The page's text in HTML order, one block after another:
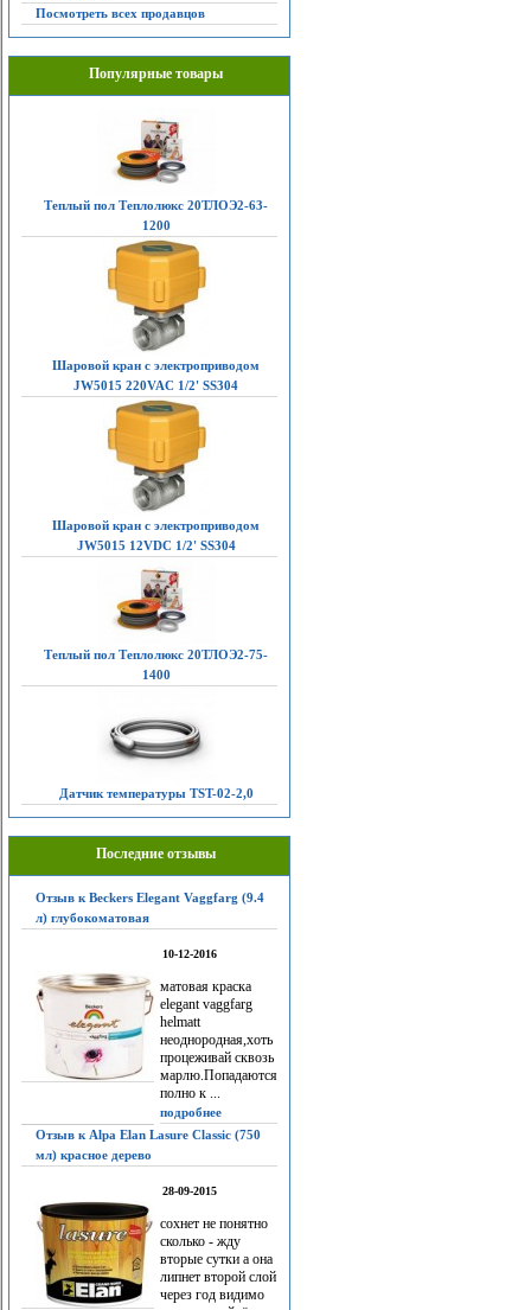
Посмотреть всех продавцов
Популярные товары
Теплый пол Теплолюкс 20ТЛОЭ2-63-
1200
Шаровой кран с электроприводом
JW5015 220VAC 1/2' SS304
Шаровой кран с электроприводом
JW5015 12VDC 1/2' SS304
Теплый пол Теплолюкс 20ТЛОЭ2-75-
1400
Датчик температуры TST-02-2,0
Последние отзывы
Отзыв к Beckers Elegant Vaggfarg (9.4
л) глубокоматовая
10-12-2016
матовая краска
elegant vaggfarg
helmatt
неоднородная,хоть
процеживай сквозь
марлю.Попадаются
полно к ...
подробнее
Отзыв к Alpa Elan Lasure Classic (750
мл) красное дерево
28-09-2015
сохнет не понятно
сколько - жду
вторые сутки а она
липнет второй слой
через год видимо